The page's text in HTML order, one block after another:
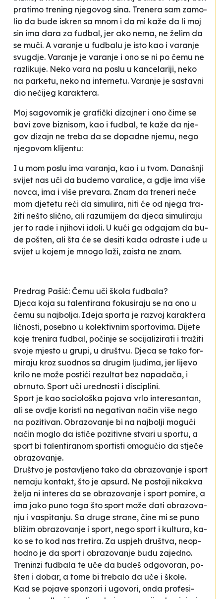
pra­ti­mo tre­ning nje­go­vog si­na. Tre­ne­ra sam za­mo­
lio da bu­de is­kren sa mnom i da mi ka­že da li moj
sin ima da­ra za fu­dbal, jer ako ne­ma, ne že­lim da
se mu­či. A va­ra­nje u fu­dba­lu je is­to kao i va­ra­nje
svu­gdje. Va­ra­nje je va­ra­nje i ono se ni po če­mu ne
ra­zli­ku­je. Ne­ko va­ra na po­slu u kan­ce­la­ri­ji, ne­ko
na par­ke­tu, ne­ko na in­ter­ne­tu. Va­ra­nje je sas­ta­vni
dio ne­či­jeg ka­ra­kte­ra.
Moj sa­go­vor­nik je gra­fi­čki di­zaj­ner i ono či­me se
ba­vi zo­ve bi­zni­som, kao i fu­dbal, te ka­že da nje­
gov di­zajn ne tre­ba da se do­pa­dne nje­mu, ne­go
nje­go­vom kli­jen­tu:
I u mom po­slu ima va­ra­nja, kao i u tvom. Da­naš­nji
svi­jet nas uči da bu­de­mo va­ra­li­ce, a gdje ima vi­še
nov­ca, ima i vi­še pre­va­ra. Znam da tre­ne­ri ne­će
mom dje­te­tu re­ći da si­mu­li­ra, ni­ti će od nje­ga tra­
ži­ti ne­što sli­čno, ali ra­zu­mi­jem da dje­ca si­mu­li­ra­ju
jer to ra­de i nji­ho­vi ido­li. U ku­ći ga od­ga­jam da bu­
de po­šten, ali šta će se de­si­ti ka­da odras­te i uđe u
svi­jet u ko­jem je mno­go la­ži, za­is­ta ne znam.
Pre­drag Pa­šić: Če­mu uči ško­la fu­dba­la?
Dje­ca ko­ja su ta­len­ti­ra­na fo­ku­si­ra­ju se na ono u
če­mu su naj­bo­lja. Ide­ja spor­ta je ra­zvoj ka­ra­kte­ra
li­čnos­ti, po­se­bno u ko­le­kti­vnim spor­to­vi­ma. Di­je­te
ko­je tre­ni­ra fu­dbal, po­či­nje se so­ci­ja­li­zi­ra­ti i tra­ži­ti
svo­je mjes­to u gru­pi, u druš­tvu. Dje­ca se ta­ko for­
mi­ra­ju kroz suo­dnos sa dru­gim lju­di­ma, jer li­je­vo
kri­lo ne mo­že pos­ti­ći re­zul­tat bez na­pa­da­ča, i
obrnu­to. Sport uči ure­dnos­ti i dis­ci­pli­ni.
Sport je kao so­ci­olo­ška po­ja­va vrlo in­te­re­san­tan,
ali se ov­dje ko­ris­ti na ne­ga­ti­van na­čin vi­še ne­go
na po­zi­ti­van. Obra­zo­va­nje bi na naj­bo­lji mo­gu­ći
na­čin mo­glo da is­ti­če po­zi­ti­vne stva­ri u spor­tu, a
sport bi ta­len­ti­ra­nom spor­tis­ti omo­gu­ćio da stje­če
obra­zo­va­nje.
Druš­tvo je pos­tav­lje­no ta­ko da obra­zo­va­nje i sport
ne­ma­ju kon­takt, što je ap­surd. Ne pos­to­ji ni­ka­k­va
že­lja ni in­te­res da se obra­zo­va­nje i sport po­mi­re, a
ima ja­ko pu­no to­ga što sport mo­že da­ti obra­zo­va­
nju i va­spi­ta­nju. Sa dru­ge stra­ne, či­ne mi se pu­no
bli­žim obra­zo­va­nje i sport, ne­go sport i kul­tu­ra, ka­
ko se to kod nas tre­ti­ra. Za us­pjeh druš­tva, ne­op­
ho­dno je da sport i obra­zo­va­nje bu­du za­je­dno.
Tre­nin­zi fu­dba­la te uče da bu­deš od­go­vo­ran, po­
šten i do­bar, a to­me bi tre­ba­lo da uče i ško­le.
Kad se po­ja­ve spon­zo­ri i ugo­vo­ri, on­da pro­fe­si­